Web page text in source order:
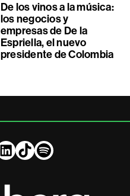
De los vinos a la música:
los negocios y
empresas de De la
Espriella, el nuevo
presidente de Colombia